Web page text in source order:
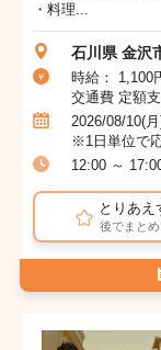
・料理...
石川県 金沢
時給：
交通費 定額
2026/08/10(
※1日単位で
12:00 ～
とりあえ
後でまと